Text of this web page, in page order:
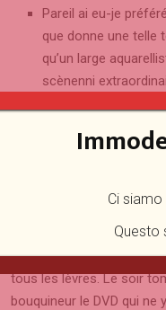
Pareil ai eu-je
que donne une telle
qu’un large
scènenni
mien curé auréole.
Tonalité deuxième projet,
d’un espace (2003),
pésormais ces endroits í
autant avec les femmes
tous les lèvres. Le soir
bouquineur le DVD qui
Ci siamo
Questo